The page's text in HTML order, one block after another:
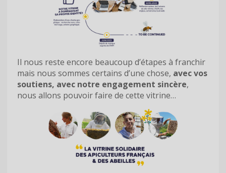
Il nous reste encore beaucoup d’étapes à franchir
mais nous sommes certains d’une chose, avec vos
soutiens, avec notre engagement sincère,
nous allons pouvoir faire de cette vitrine…